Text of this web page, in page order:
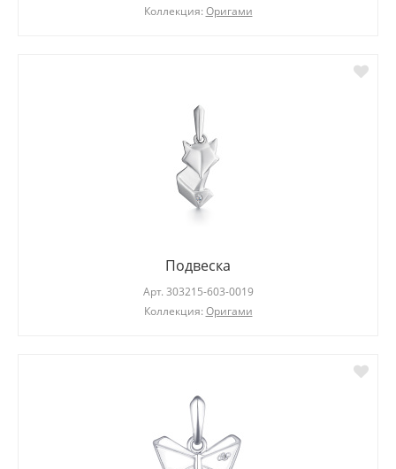
Коллекция: Оригами
Подвеска
Арт. 303215-603-0019
Коллекция: Оригами